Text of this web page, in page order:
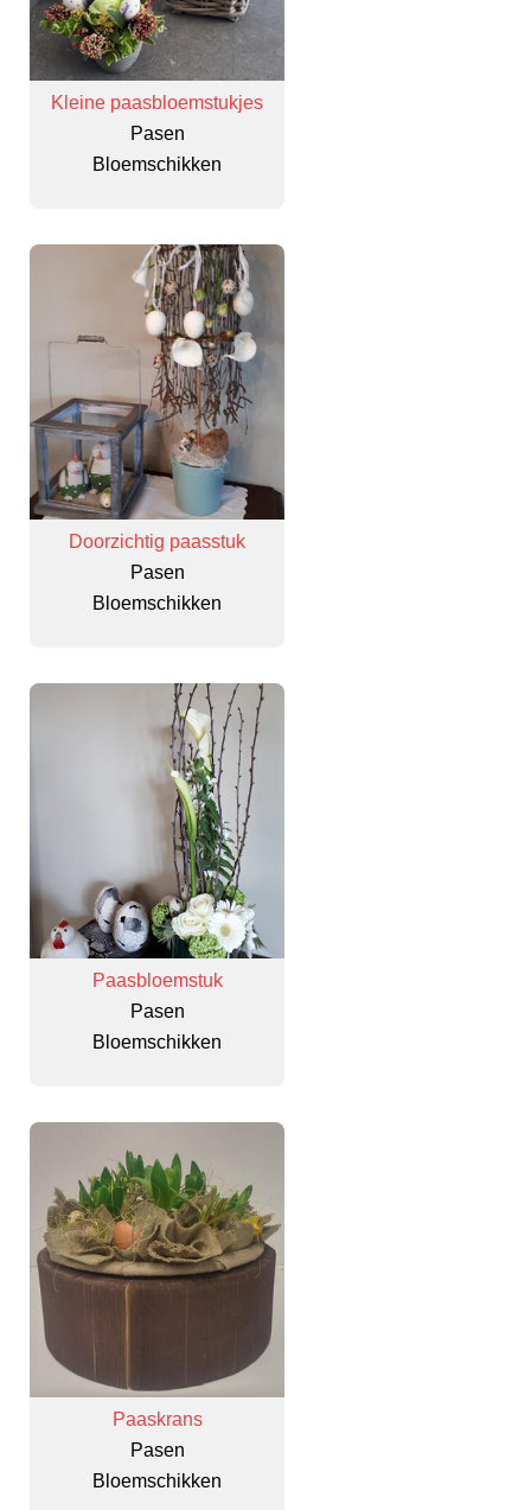
Kleine paasbloemstukjes
Pasen
Bloemschikken
Doorzichtig paasstuk
Pasen
Bloemschikken
Paasbloemstuk
Pasen
Bloemschikken
Paaskrans
Pasen
Bloemschikken